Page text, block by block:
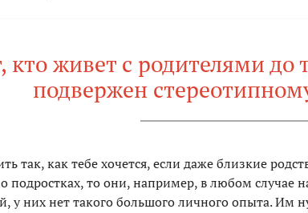
кто живет с родителями до
подвержен
так, как тебе хочется, если даже близкие
подростках, то они, например, в любом случае
у них нет такого большого личного опыта. Им